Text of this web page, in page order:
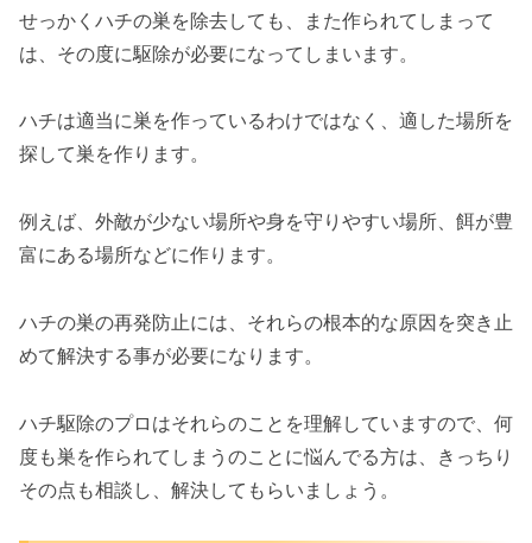
せっかくハチの巣を除去しても、また作られてしまって
は、その度に駆除が必要になってしまいます。
ハチは適当に巣を作っているわけではなく、適した場所を
探して巣を作ります。
例えば、外敵が少ない場所や身を守りやすい場所、餌が豊
富にある場所などに作ります。
ハチの巣の再発防止には、それらの根本的な原因を突き止
めて解決する事が必要になります。
ハチ駆除のプロはそれらのことを理解していますので、何
度も巣を作られてしまうのことに悩んでる方は、きっちり
その点も相談し、解決してもらいましょう。